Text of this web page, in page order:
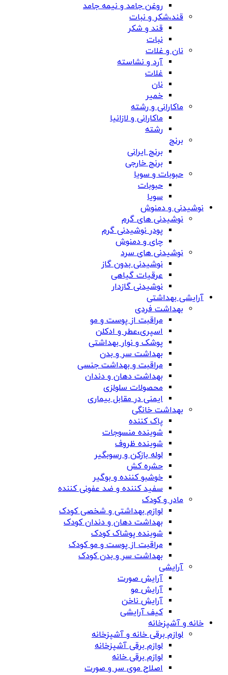
روغن جامد و نیمه جامد
قند،شکر و نبات
قند و شکر
نبات
نان و غلات
آرد و نشاسته
غلات
نان
خمیر
ماکارانی و رشته
ماکارانی و لازانیا
رشته
برنج
برنج ایرانی
برنج خارجی
حبوبات و سویا
حبوبات
سویا
نوشیدنی و دمنوش
نوشیدنی های گرم
پودر نوشیدنی گرم
چای و دمنوش
نوشیدنی های سرد
نوشیدنی بدون گاز
عرقیات گیاهی
نوشیدنی گازدار
آرایشی بهداشتی
بهداشت فردی
مراقبت از پوست و مو
اسپری،عطر و ادکلن
پوشک و نوار بهداشتی
بهداشت سر و بدن
مراقبت و بهداشت جنسی
بهداشت دهان و دندان
محصولات سلولزی
ایمنی در مقابل بیماری
بهداشت خانگی
پاک کننده
شوینده منسوجات
شوینده ظروف
لوله بازکن و رسوبگیر
حشره کش
خوشبو کننده و بوگیر
سفید کننده و ضد عفونی کننده
مادر و کودک
لوازم بهداشتی و شخصی کودک
بهداشت دهان و دندان کودک
شوینده پوشاک کودک
مراقبت از پوست و مو کودک
بهداشت سر و بدن کودک
آرایشی
آرایش صورت
آرایش مو
آرایش ناخن
کیف آرایشی
خانه و آشپزخانه
لوازم برقی خانه و آشپزخانه
لوازم برقی آشپزخانه
لوازم برقی خانه
اصلاح موی سر و صورت